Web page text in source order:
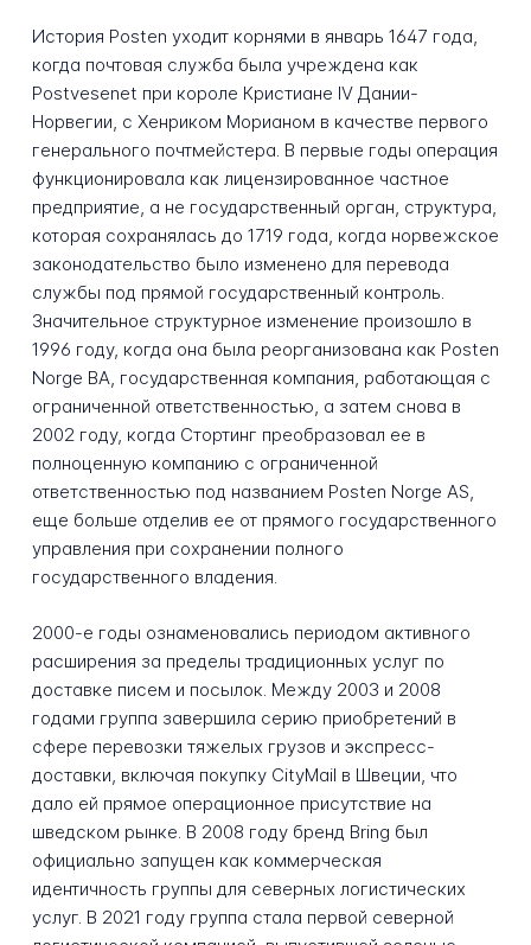
История Posten уходит корнями в январь 1647 года,
когда почтовая служба была учреждена как
Postvesenet при короле Кристиане IV Дании-
Норвегии, с Хенриком Морианом в качестве первого
генерального почтмейстера. В первые годы операция
функционировала как лицензированное частное
предприятие, а не государственный орган, структура,
которая сохранялась до 1719 года, когда норвежское
законодательство было изменено для перевода
службы под прямой государственный контроль.
Значительное структурное изменение произошло в
1996 году, когда она была реорганизована как Posten
Norge BA, государственная компания, работающая с
ограниченной ответственностью, а затем снова в
2002 году, когда Стортинг преобразовал ее в
полноценную компанию с ограниченной
ответственностью под названием Posten Norge AS,
еще больше отделив ее от прямого государственного
управления при сохранении полного
государственного владения.
2000-е годы ознаменовались периодом активного
расширения за пределы традиционных услуг по
доставке писем и посылок. Между 2003 и 2008
годами группа завершила серию приобретений в
сфере перевозки тяжелых грузов и экспресс-
доставки, включая покупку CityMail в Швеции, что
дало ей прямое операционное присутствие на
шведском рынке. В 2008 году бренд Bring был
официально запущен как коммерческая
идентичность группы для северных логистических
услуг. В 2021 году группа стала первой северной